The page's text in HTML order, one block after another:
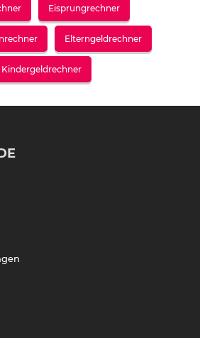
Eisprungrechner
Elterngeldrechner
Kindergeldrechner